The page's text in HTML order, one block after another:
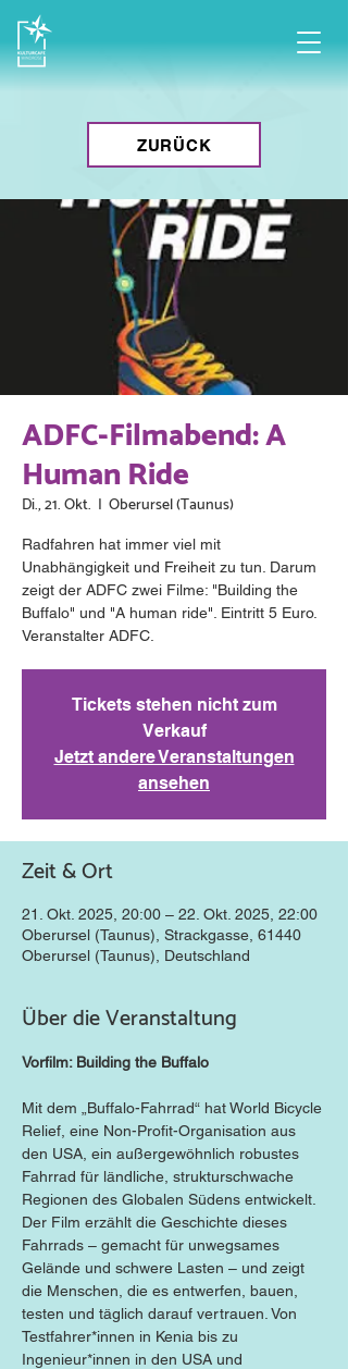
ZURÜCK
ADFC-Filmabend: A
Human Ride
Di., 21. Okt.
  |
Oberursel (Taunus)
Radfahren hat immer viel mit
Unabhängigkeit und Freiheit zu tun. Darum
zeigt der ADFC zwei Filme: "Building the
Buffalo" und "A human ride". Eintritt 5 Euro.
Veranstalter ADFC.
Tickets stehen nicht zum
Verkauf
Jetzt andere Veranstaltungen
ansehen
Zeit & Ort
21. Okt. 2025, 20:00 – 22. Okt. 2025, 22:00
Oberursel (Taunus), Strackgasse, 61440
Oberursel (Taunus), Deutschland
Über die Veranstaltung
Vorfilm: Building the Buffalo
Mit dem „Buffalo-Fahrrad“ hat World Bicycle
Relief, eine Non-Profit-Organisation aus
den USA, ein außergewöhnlich robustes
Fahrrad für ländliche, strukturschwache
Regionen des Globalen Südens entwickelt.
Der Film erzählt die Geschichte dieses
Fahrrads – gemacht für unwegsames
Gelände und schwere Lasten – und zeigt
die Menschen, die es entwerfen, bauen,
testen und täglich darauf vertrauen. Von
Testfahrer*innen in Kenia bis zu
Ingenieur*innen in den USA und